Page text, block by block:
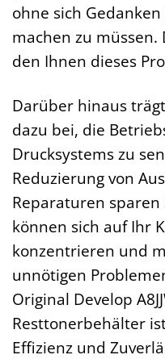
ohne sich
machen zu
den Ihnen dieses
Darüber hinaus
dazu bei, die
Drucksystems zu
Reduzierung von
Reparaturen sparen
können sich auf Ihr
konzentrieren und
unnötigen
Original Develop
Resttonerbehälter
Effizienz und